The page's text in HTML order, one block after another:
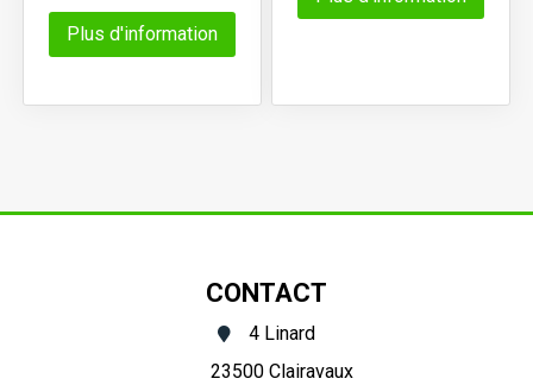
Plus d'information
CONTACT
4 Linard
23500 Clairavaux